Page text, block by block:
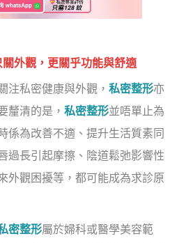
關外觀，更關乎功能與舒適
注私密健康與外觀，私密整形亦
釐清的是，私密整形並唔單止為
係為改善不適、提升生活質素同
過長引起摩擦、陰道鬆弛影響性
外觀困擾等，都可能成為求診原
密整形屬於婦科或醫學美容範